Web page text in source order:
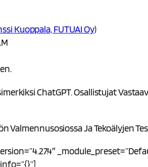
Kuoppala, FUTUAI Oy)
ChatGPT. Osallistujat
Ja Tekoälyjen